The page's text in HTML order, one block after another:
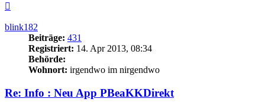
blink182
Beiträge: 431
Registriert: 14. Apr 2013, 08:34
Behörde:
Wohnort: irgendwo im nirgendwo
Re: Info : Neu App PBeaKKDirekt